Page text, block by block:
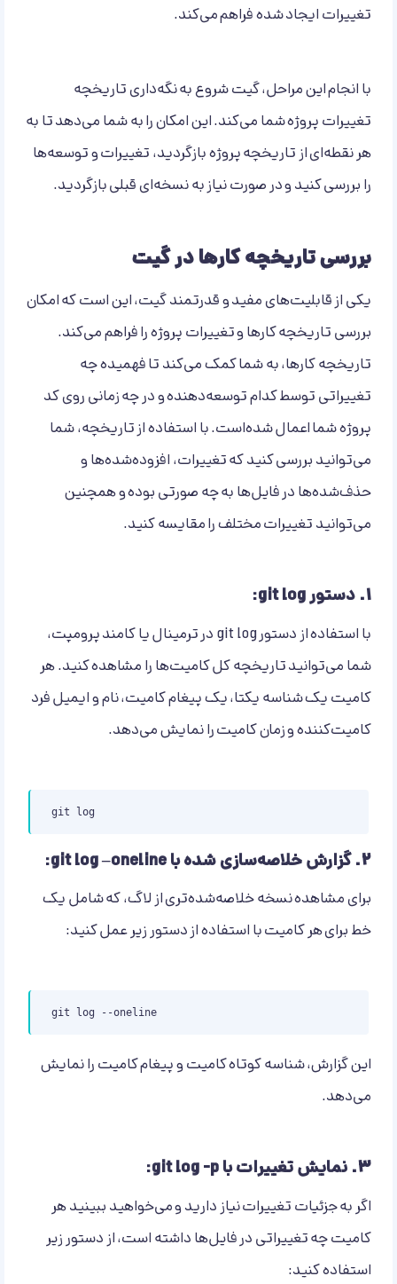
تغییرات ایجاد شده فراهم می‌کند.
با انجام این مراحل، گیت شروع به نگه‌داری تاریخچه
تغییرات پروژه شما می‌کند. این امکان را به شما می‌دهد تا به
هر نقطه‌ای از تاریخچه پروژه بازگردید، تغییرات و توسعه‌ها
را بررسی کنید و در صورت نیاز به نسخه‌ای قبلی بازگردید.
بررسی تاریخچه کارها در گیت
یکی از قابلیت‌های مفید و قدرتمند گیت، این است که امکان
بررسی تاریخچه کارها و تغییرات پروژه را فراهم می‌کند.
تاریخچه کارها، به شما کمک می‌کند تا فهمیده چه
تغییراتی توسط کدام توسعه‌دهنده و در چه زمانی روی کد
پروژه شما اعمال شده‌است. با استفاده از تاریخچه، شما
می‌توانید بررسی کنید که تغییرات، افزوده‌شده‌ها و
حذف‌شده‌ها در فایل‌ها به چه صورتی بوده و همچنین
می‌توانید تغییرات مختلف را مقایسه کنید.
۱. دستور git log:
با استفاده از دستور git log در ترمینال یا کامند پرومپت،
شما می‌توانید تاریخچه کل کامیت‌ها را مشاهده کنید. هر
کامیت یک شناسه یکتا، یک پیغام کامیت، نام و ایمیل فرد
کامیت‌کننده و زمان کامیت را نمایش می‌دهد.
git log
۲. گزارش خلاصه‌سازی شده با git log –oneline:
برای مشاهده نسخه خلاصه‌شده‌تری از لاگ، که شامل یک
خط برای هر کامیت با استفاده از دستور زیر عمل کنید:
git log --oneline
این گزارش، شناسه کوتاه کامیت و پیغام کامیت را نمایش
می‌دهد.
۳. نمایش تغییرات با git log -p:
اگر به جزئیات تغییرات نیاز دارید و می‌خواهید ببینید هر
کامیت چه تغییراتی در فایل‌ها داشته است، از دستور زیر
استفاده کنید: